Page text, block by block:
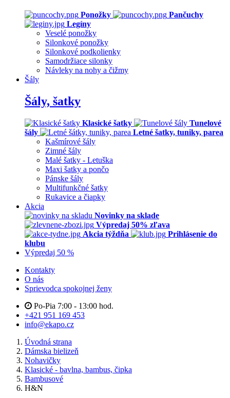
Ponožky
Pančuchy
Legíny
Veselé ponožky
Silonkové ponožky
Silonkové podkolienky
Samodržiace silonky
Návleky na nohy a čižmy
Šály
Šály, šatky
Klasické šatky
Tunelové
šály
Letné šatky, tuniky, parea
Kašmírové šály
Zimné šály
Malé šatky - Letuška
Maxi šatky a pončo
Pánske šály
Multifunkčné šatky
Rukavice a čiapky
Akcia
Novinky na sklade
Výpredaj 50% zľava
Akcia týždňa
Prihlásenie do
klubu
Výpredaj 50 %
Kontakty
O nás
Sprievodca spokojnej ženy
Po-Pia 7:00 - 13:00 hod.
+421 951 169 453
info@ekapo.cz
Úvodná strana
Dámska bielizeň
Nohavičky
Klasické - bavlna, bambus, čipka
Bambusové
H&N